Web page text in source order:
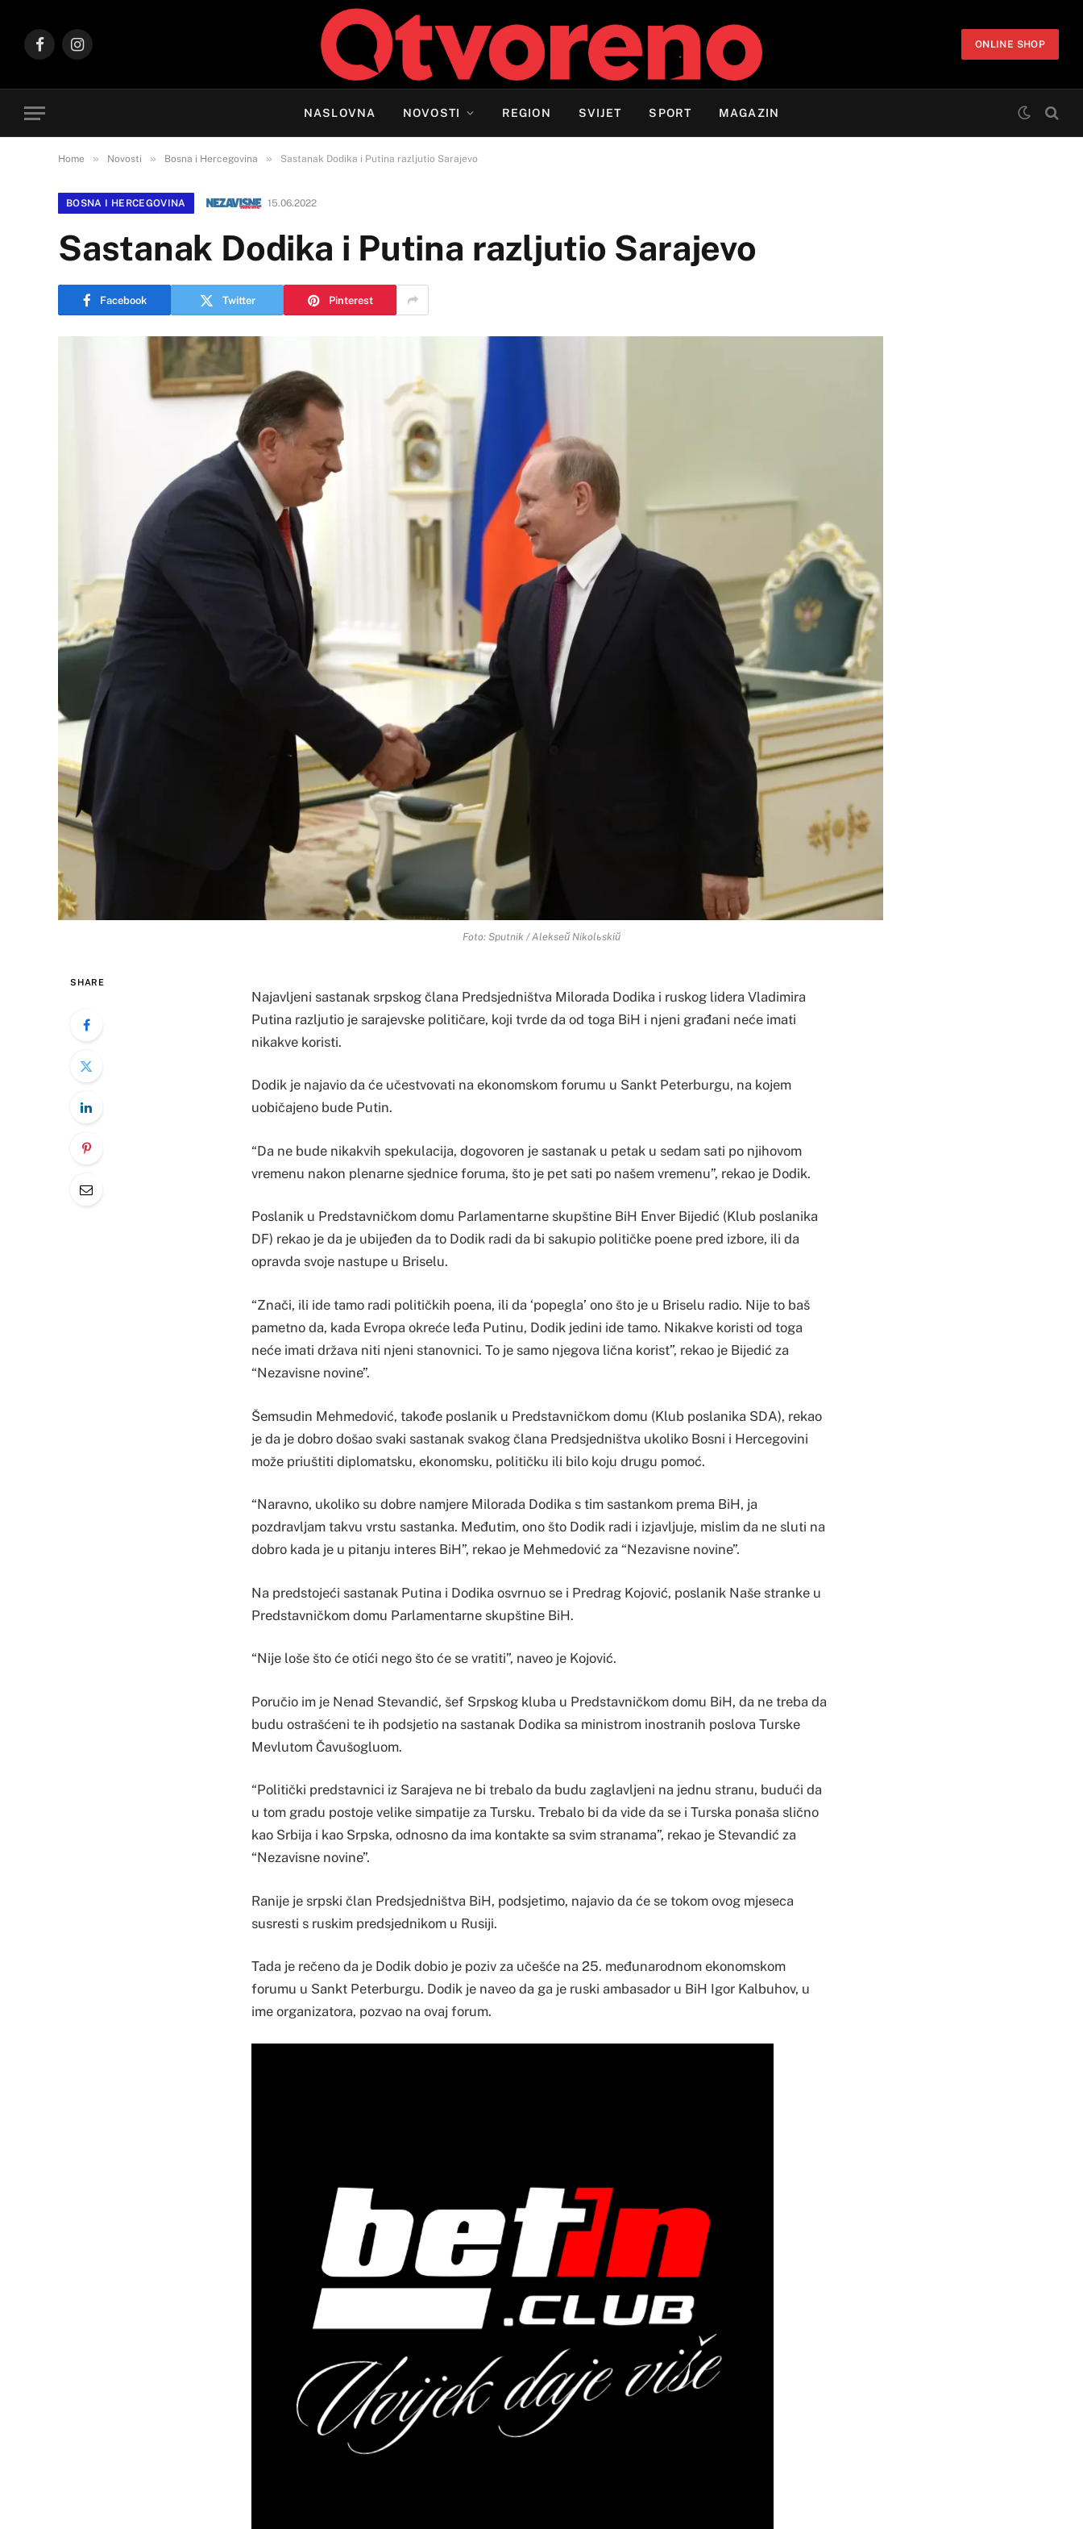
FacebookInstagram
ONLINE SHOP
NASLOVNA NOVOSTI REGION SVIJET SPORT MAGAZIN
Home » Novosti » Bosna i Hercegovina » Sastanak Dodika i Putina razljutio Sarajevo
BOSNA I HERCEGOVINA 15.06.2022
Sastanak Dodika i Putina razljutio Sarajevo
Facebook Twitter Pinterest
Foto: Sputnik / Alekseй Nikolьskiй
SHARE
Najavljeni sastanak srpskog člana Predsjedništva Milorada Dodika i ruskog lidera Vladimira
Putina razljutio je sarajevske političare, koji tvrde da od toga BiH i njeni građani neće imati
nikakve koristi.
Dodik je najavio da će učestvovati na ekonomskom forumu u Sankt Peterburgu, na kojem
uobičajeno bude Putin.
“Da ne bude nikakvih spekulacija, dogovoren je sastanak u petak u sedam sati po njihovom
vremenu nakon plenarne sjednice foruma, što je pet sati po našem vremenu”, rekao je Dodik.
Poslanik u Predstavničkom domu Parlamentarne skupštine BiH Enver Bijedić (Klub poslanika
DF) rekao je da je ubijeđen da to Dodik radi da bi sakupio političke poene pred izbore, ili da
opravda svoje nastupe u Briselu.
“Znači, ili ide tamo radi političkih poena, ili da ‘popegla’ ono što je u Briselu radio. Nije to baš
pametno da, kada Evropa okreće leđa Putinu, Dodik jedini ide tamo. Nikakve koristi od toga
neće imati država niti njeni stanovnici. To je samo njegova lična korist”, rekao je Bijedić za
“Nezavisne novine”.
Šemsudin Mehmedović, takođe poslanik u Predstavničkom domu (Klub poslanika SDA), rekao
je da je dobro došao svaki sastanak svakog člana Predsjedništva ukoliko Bosni i Hercegovini
može priuštiti diplomatsku, ekonomsku, političku ili bilo koju drugu pomoć.
“Naravno, ukoliko su dobre namjere Milorada Dodika s tim sastankom prema BiH, ja
pozdravljam takvu vrstu sastanka. Međutim, ono što Dodik radi i izjavljuje, mislim da ne sluti na
dobro kada je u pitanju interes BiH”, rekao je Mehmedović za “Nezavisne novine”.
Na predstojeći sastanak Putina i Dodika osvrnuo se i Predrag Kojović, poslanik Naše stranke u
Predstavničkom domu Parlamentarne skupštine BiH.
“Nije loše što će otići nego što će se vratiti”, naveo je Kojović.
Poručio im je Nenad Stevandić, šef Srpskog kluba u Predstavničkom domu BiH, da ne treba da
budu ostrašćeni te ih podsjetio na sastanak Dodika sa ministrom inostranih poslova Turske
Mevlutom Čavušogluom.
“Politički predstavnici iz Sarajeva ne bi trebalo da budu zaglavljeni na jednu stranu, budući da
u tom gradu postoje velike simpatije za Tursku. Trebalo bi da vide da se i Turska ponaša slično
kao Srbija i kao Srpska, odnosno da ima kontakte sa svim stranama”, rekao je Stevandić za
“Nezavisne novine”.
Ranije je srpski član Predsjedništva BiH, podsjetimo, najavio da će se tokom ovog mjeseca
susresti s ruskim predsjednikom u Rusiji.
Tada je rečeno da je Dodik dobio je poziv za učešće na 25. međunarodnom ekonomskom
forumu u Sankt Peterburgu. Dodik je naveo da ga je ruski ambasador u BiH Igor Kalbuhov, u
ime organizatora, pozvao na ovaj forum.